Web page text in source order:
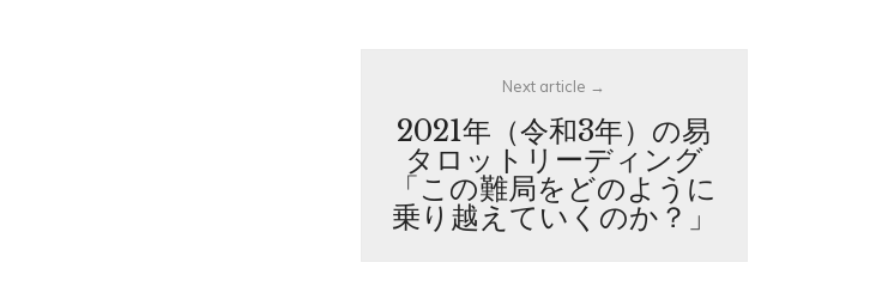
Next article
2021年（令和3年）の易
タロットリーディング
「この難局をどのように
乗り越えていくのか？」